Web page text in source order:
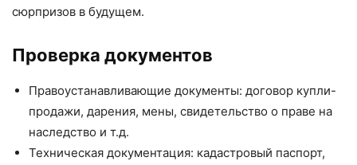
сюрпризов в будущем.
Проверка документов
Правоустанавливающие документы: договор купли-
продажи, дарения, мены, свидетельство о праве на
наследство и т.д.
Техническая документация: кадастровый паспорт,